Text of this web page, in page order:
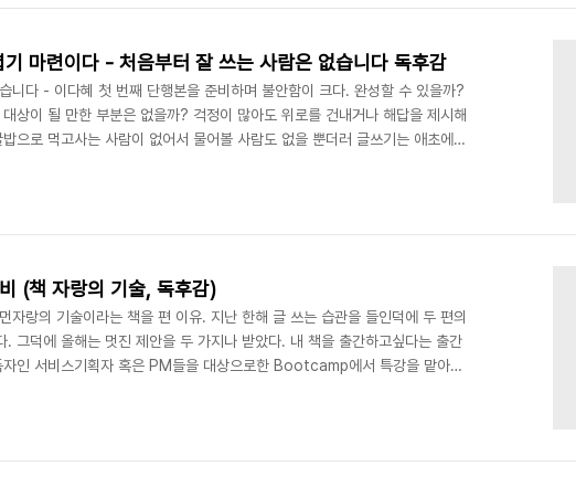
게 어떨까?글이 너무 잘 읽힌다작년부터 읽어왔던 글중에 제일 술술 잘 읽혀..
마련이다 - 처음부터 잘 쓰는 사람은 없습니다 독후감
니다 - 이다혜 첫 번째 단행본을 준비하며 불안함이 크다. 완성할 수 있을까?
상이 될 만한 부분은 없을까? 걱정이 많아도 위로를 건내거나 해답을 제시해
으로 먹고사는 사람이 없어서 물어볼 사람도 없을 뿐더러 글쓰기는 애초에
스킬 다독, 다작, 다상량 세가지 원칙을 지키며 꾸준함을 유지하는것만이 ‘정
의 문장은 개인의 경험으로부터 출발해 독자에..
(책 자랑의 기술, 독후감)
자랑의 기술이라는 책을 편 이유. 지난 한해 글 쓰는 습관을 들인덕에 두 편의
. 그덕에 올해는 멋진 제안을 두 가지나 받았다. 내 책을 출간하고싶다는 출간
인 서비스기획자 혹은 PM들을 대상으로한 Bootcamp에서 특강을 맡아달
리를 녹여내야 한다는 생각도 들었다. 그렇지만 많은 이책의 독자들처럼 나도
일은 기름칠하지 않은 오래된 자전거처럼 삐그덕거린다.자랑하..